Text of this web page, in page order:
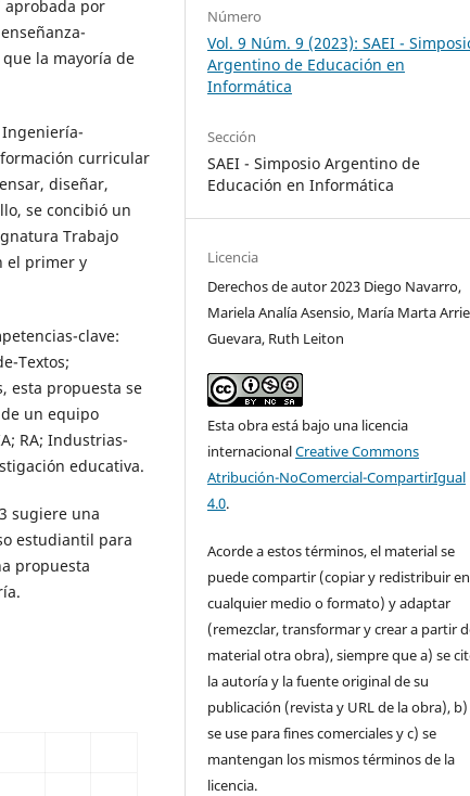
aprobada por
la mayoría de
curricular
diseñar,
se concibió un
Trabajo
el primer y
clave:
Textos;
esta propuesta se
un equipo
RA; Industrias-
educativa.
sugiere una
estudiantil para
propuesta
Número
Vol. 9 Núm. 9 (2023): SAEI -
Argentino de Educación en
Informática
Sección
SAEI - Simposio Argentino de
Educación en Informática
Licencia
Derechos de autor 2023 Diego Navarro,
Mariela Analía Asensio, María Marta
Guevara, Ruth Leiton
Esta obra está bajo una licencia
internacionalCreative Commons
Atribución-NoComercial-CompartirIgual
4.0.
Acorde a estos términos, el material se
puede compartir (copiar y redistribuir en
cualquier medio o formato) y adaptar
(remezclar, transformar y crear a partir
material otra obra), siempre que a) se
la autoría y la fuente original de su
publicación (revista y URL de la obra),
se use para fines comerciales y c) se
mantengan los mismos términos de la
licencia.